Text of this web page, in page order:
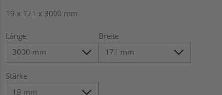
19 x 171 x 3000 mm
Länge Breite
Stärke